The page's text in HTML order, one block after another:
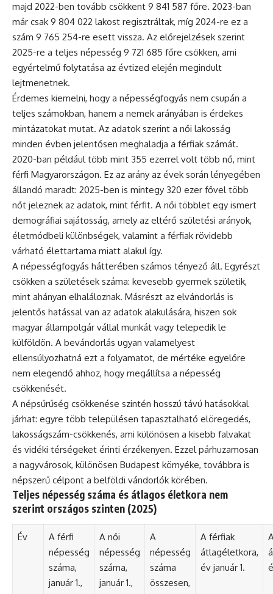
majd 2022-ben tovább csökkent 9 841 587 főre. 2023-ban
már csak 9 804 022 lakost regisztráltak, míg 2024-re ez a
szám 9 765 254-re esett vissza. Az előrejelzések szerint
2025-re a teljes népesség 9 721 685 főre csökken, ami
egyértelmű folytatása az évtized elején megindult
lejtmenetnek.
Érdemes kiemelni, hogy a népességfogyás nem csupán a
teljes számokban, hanem a nemek arányában is érdekes
mintázatokat mutat. Az adatok szerint a női lakosság
minden évben jelentősen meghaladja a férfiak számát.
2020-ban például több mint 355 ezerrel volt több nő, mint
férfi Magyarországon. Ez az arány az évek során lényegében
állandó maradt: 2025-ben is mintegy 320 ezer fővel több
nőt jeleznek az adatok, mint férfit. A női többlet egy ismert
demográfiai sajátosság, amely az eltérő születési arányok,
életmódbeli különbségek, valamint a férfiak rövidebb
várható élettartama miatt alakul így.
A népességfogyás hátterében számos tényező áll. Egyrészt
csökken a születések száma: kevesebb gyermek születik,
mint ahányan elhaláloznak. Másrészt az elvándorlás is
jelentős hatással van az adatok alakulására, hiszen sok
magyar állampolgár vállal munkát vagy telepedik le
külföldön. A bevándorlás ugyan valamelyest
ellensúlyozhatná ezt a folyamatot, de mértéke egyelőre
nem elegendő ahhoz, hogy megállítsa a népesség
csökkenését.
A népsűrűség csökkenése szintén hosszú távú hatásokkal
járhat: egyre több településen tapasztalható elöregedés,
lakosságszám-csökkenés, ami különösen a kisebb falvakat
és vidéki térségeket érinti érzékenyen. Ezzel párhuzamosan
a nagyvárosok, különösen Budapest környéke, továbbra is
népszerű célpont a belföldi vándorlók körében.
Teljes népesség száma és átlagos életkora nem
szerint országos szinten (2025)
Év
A férfi
népesség
száma,
január 1.,
A női
népesség
száma,
január 1.,
A
népesség
száma
összesen,
A férfiak
átlagéletkora,
év január 1.